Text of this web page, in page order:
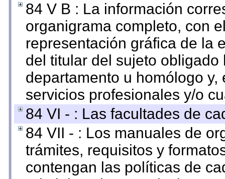
84 V B : La información
organigrama completo, con
representación gráfica de la
del titular del sujeto
departamento u homólogo
servicios profesionales y/o
84 VI - : Las facultades de
84 VII - : Los manuales de
trámites, requisitos y
contengan las políticas de